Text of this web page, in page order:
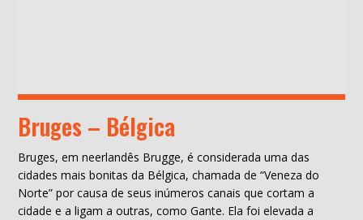
Bruges – Bélgica
Bruges, em neerlandês Brugge, é considerada uma das
cidades mais bonitas da Bélgica, chamada de “Veneza do
Norte” por causa de seus inúmeros canais que cortam a
cidade e a ligam a outras, como Gante. Ela foi elevada a